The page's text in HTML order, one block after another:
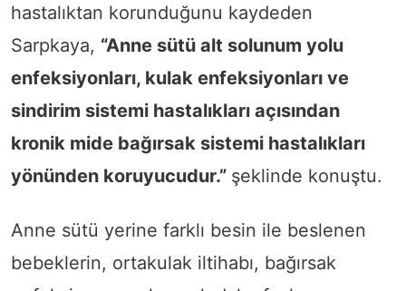
hastalıktan korunduğunu kaydeden
Sarpkaya, “Anne sütü alt solunum yolu
enfeksiyonları, kulak enfeksiyonları ve
sindirim sistemi hastalıkları açısından
kronik mide bağırsak sistemi hastalıkları
yönünden koruyucudur.” şeklinde konuştu.
Anne sütü yerine farklı besin ile beslenen
bebeklerin, ortakulak iltihabı, bağırsak